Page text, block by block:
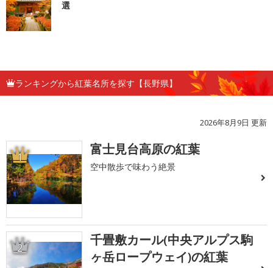
選
ランキングから紅葉名所を探す【長野県】
2026年8月9日 更新
1 富士見台高原の紅葉
空中散歩で味わう絶景
2
千畳敷カール(中央アルプス駒
ヶ岳ロープウェイ)の紅葉